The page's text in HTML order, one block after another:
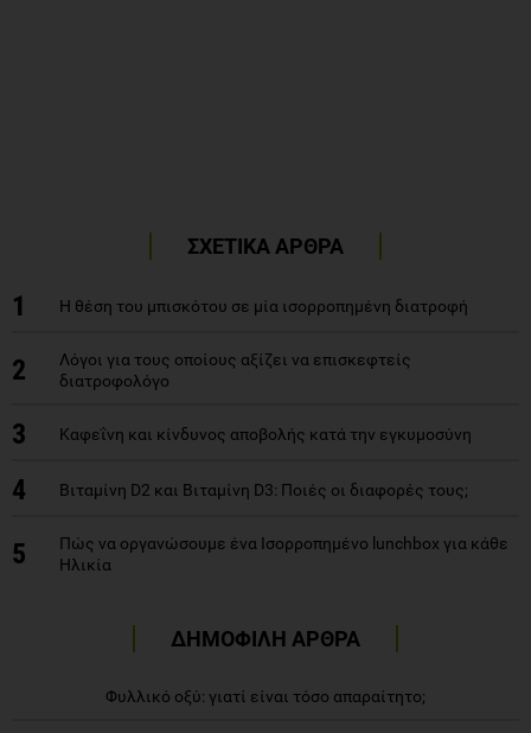
ΣΧΕΤΙΚΑ ΑΡΘΡΑ
1 Η θέση του μπισκότου σε μία ισορροπημένη διατροφή
2
Λόγοι για τους οποίους αξίζει να επισκεφτείς
διατροφολόγο
3 Καφεΐνη και κίνδυνος αποβολής κατά την εγκυμοσύνη
4 Βιταμίνη D2 και Βιταμίνη D3: Ποιές οι διαφορές τους;
5
Πώς να οργανώσουμε ένα Ισορροπημένο lunchbox για κάθε
Ηλικία
ΔΗΜΟΦΙΛΗ ΑΡΘΡΑ
Φυλλικό οξύ: γιατί είναι τόσο απαραίτητο;